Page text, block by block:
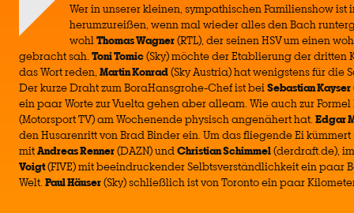
Wer in unserer kleinen, sympathischen Familienshow ist
herumzureißen, wenn mal wieder alles den Bach
wohlThomas Wagner(RTL), der seinen HSV um einen
gebracht sah.Toni Tomic(Sky) möchte der Etablierung der dritten
das Wort reden, Martin Konrad(Sky Austria) hat wenigstens für die
Der kurze Draht zum BoraHansgrohe-Chef ist beiSebastian Kayser
ein paar Worte zur Vuelta gehen aber alleam. Wie auch zur
(Motorsport TV) am Wochenende physisch angenähert hat.Edgar
den Husarenritt von Brad Binder ein. Um das fliegende Ei
mitAndreas Renner(DAZN) undChristian Schimmel(derdraft.de),
Voigt(FIVE) mit beeindruckender Selbtsverständlichkeit ein paar
Welt.Paul Häuser(Sky) schließlich ist von Toronto ein paar